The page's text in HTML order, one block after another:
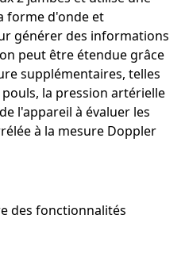
forme d'onde et
générer des informations
peut être étendue grâce
supplémentaires, telles
la pression artérielle
l'appareil à évaluer les
à la mesure Doppler
des fonctionnalités